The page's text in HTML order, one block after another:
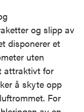
og slipp av
disponerer et
uten
attraktivt for
å skyte opp
For